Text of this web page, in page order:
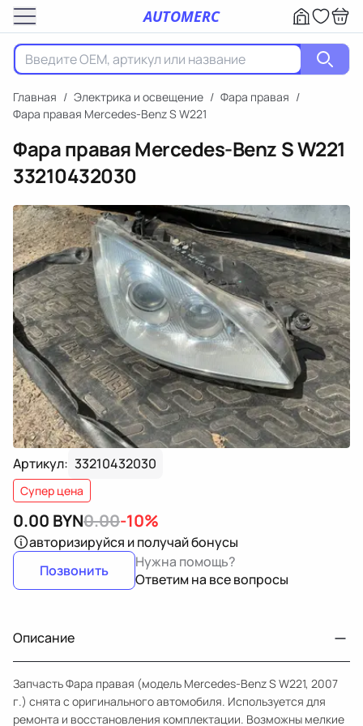
AUTOMERC
Главная / Электрика и освещение / Фара правая /
Фара правая Mercedes-Benz S W221
Фара правая Mercedes-Benz S W221
33210432030
Артикул: 33210432030
Супер цена
0.00 BYN0.00-10%
авторизируйся и получай бонусы
Позвонить
Нужна помощь?
Ответим на все вопросы
Описание
Запчасть Фара правая (модель Mercedes-Benz S W221, 2007
г.) снята с оригинального автомобиля. Используется для
ремонта и восстановления комплектации. Возможны мелкие